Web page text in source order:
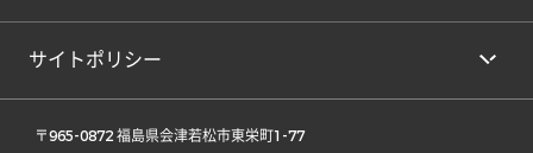
サイトポリシー
〒965-0872 福島県会津若松市東栄町1-77